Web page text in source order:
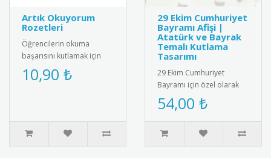
Artık Okuyorum
Rozetleri
Öğrencilerin okuma
başarısını kutlamak için
özel tasarlanmış "Artık
Okuyorum" rozet
10,90 ₺
29 Ekim Cumhuriyet
Bayramı Afişi |
Atatürk ve Bayrak
Temalı Kutlama
Tasarımı
29 Ekim Cumhuriyet
Bayramı için özel olarak
tasarlanmış afiş. Türk
bayrağı ve Atatürk
silüetiyle süs..
54,00 ₺